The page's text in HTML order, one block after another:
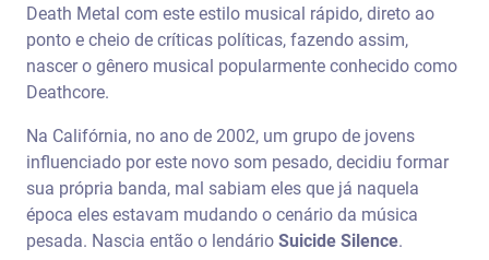
Death Metal com este estilo musical rápido, direto ao
ponto e cheio de críticas políticas, fazendo assim,
nascer o gênero musical popularmente conhecido como
Deathcore.
Na Califórnia, no ano de 2002, um grupo de jovens
influenciado por este novo som pesado, decidiu formar
sua própria banda, mal sabiam eles que já naquela
época eles estavam mudando o cenário da música
pesada. Nascia então o lendário Suicide Silence.